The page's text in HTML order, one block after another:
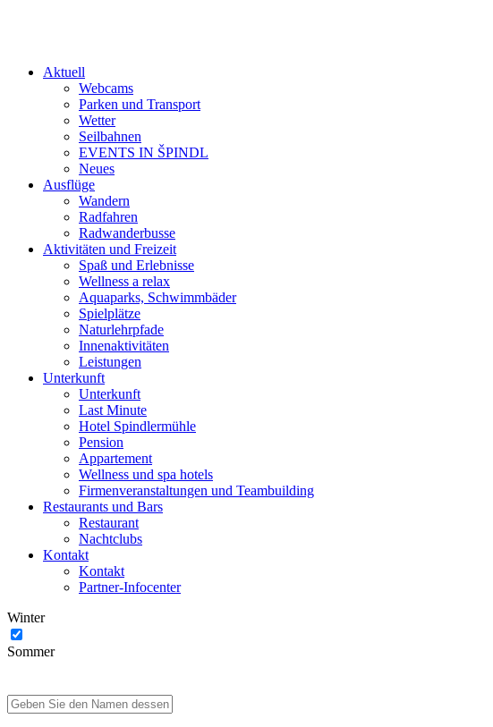
Aktuell
Webcams
Parken und Transport
Wetter
Seilbahnen
EVENTS IN ŠPINDL
Neues
Ausflüge
Wandern
Radfahren
Radwanderbusse
Aktivitäten und Freizeit
Spaß und Erlebnisse
Wellness a relax
Aquaparks, Schwimmbäder
Spielplätze
Naturlehrpfade
Innenaktivitäten
Leistungen
Unterkunft
Unterkunft
Last Minute
Hotel Spindlermühle
Pension
Appartement
Wellness und spa hotels
Firmenveranstaltungen und Teambuilding
Restaurants und Bars
Restaurant
Nachtclubs
Kontakt
Kontakt
Partner-Infocenter
Winter
Sommer